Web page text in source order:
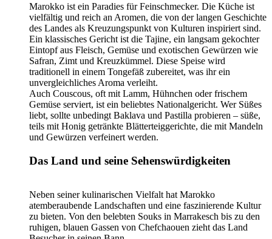
Marokko ist ein Paradies für Feinschmecker. Die Küche ist
vielfältig und reich an Aromen, die von der langen Geschichte
des Landes als Kreuzungspunkt von Kulturen inspiriert sind.
Ein klassisches Gericht ist die Tajine, ein langsam gekochter
Eintopf aus Fleisch, Gemüse und exotischen Gewürzen wie
Safran, Zimt und Kreuzkümmel. Diese Speise wird
traditionell in einem Tongefäß zubereitet, was ihr ein
unvergleichliches Aroma verleiht.
Auch Couscous, oft mit Lamm, Hühnchen oder frischem
Gemüse serviert, ist ein beliebtes Nationalgericht. Wer Süßes
liebt, sollte unbedingt Baklava und Pastilla probieren – süße,
teils mit Honig getränkte Blätterteiggerichte, die mit Mandeln
und Gewürzen verfeinert werden.
Das Land und seine Sehenswürdigkeiten
Neben seiner kulinarischen Vielfalt hat Marokko
atemberaubende Landschaften und eine faszinierende Kultur
zu bieten. Von den belebten Souks in Marrakesch bis zu den
ruhigen, blauen Gassen von Chefchaouen zieht das Land